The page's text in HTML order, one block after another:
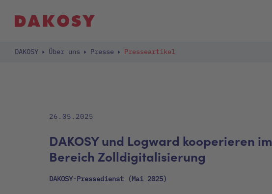
DAKOSY Über uns Presse Presseartikel
26.05.2025
DAKOSY und Logward kooperieren im
Bereich Zolldigitalisierung
DAKOSY-Pressedienst (Mai 2025)